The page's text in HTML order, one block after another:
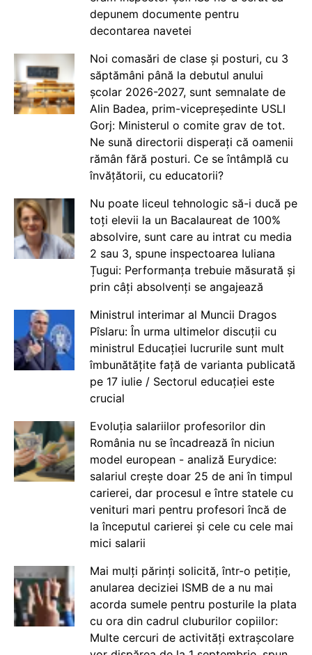
depunem documente pentru
decontarea navetei
Noi comasări de clase și posturi, cu 3
săptămâni până la debutul anului
școlar 2026-2027, sunt semnalate de
Alin Badea, prim-vicepreședinte USLI
Gorj: Ministerul o comite grav de tot.
Ne sună directorii disperați că oamenii
rămân fără posturi. Ce se întâmplă cu
învățătorii, cu educatorii?
Nu poate liceul tehnologic să-i ducă pe
toți elevii la un Bacalaureat de 100%
absolvire, sunt care au intrat cu media
2 sau 3, spune inspectoarea Iuliana
Țugui: Performanța trebuie măsurată și
prin câți absolvenți se angajează
Ministrul interimar al Muncii Dragos
Pîslaru: În urma ultimelor discuții cu
ministrul Educației lucrurile sunt mult
îmbunătățite față de varianta publicată
pe 17 iulie / Sectorul educației este
crucial
Evoluția salariilor profesorilor din
România nu se încadrează în niciun
model european - analiză Eurydice:
salariul crește doar 25 de ani în timpul
carierei, dar procesul e între statele cu
venituri mari pentru profesori încă de
la începutul carierei și cele cu cele mai
mici salarii
Mai mulți părinți solicită, într-o petiție,
anularea deciziei ISMB de a nu mai
acorda sumele pentru posturile la plata
cu ora din cadrul cluburilor copiilor:
Multe cercuri de activități extrașcolare